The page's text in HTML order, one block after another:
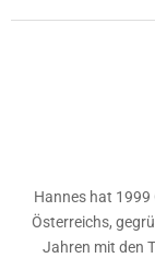
Hannes hat 1999
Österreichs,
Jahren mit den